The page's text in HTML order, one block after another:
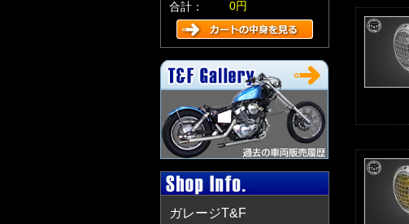
合計：
0円
ガレージT&F